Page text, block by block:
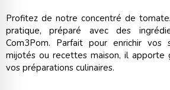
Profitez de notre concentré de
pratique, préparé avec des
Com3Pom. Parfait pour enrichir vos
mijotés ou recettes maison, il
vos préparations culinaires.